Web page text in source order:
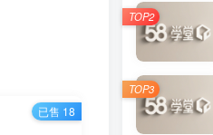
已售 18
TOP2
TOP3